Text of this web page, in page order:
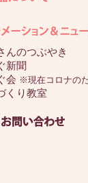
んのつぶやき
新聞
会 ※現在コロナの
くり教室